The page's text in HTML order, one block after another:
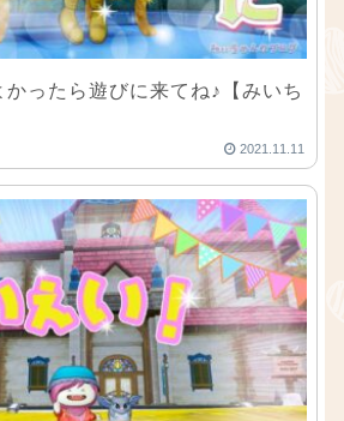
かったら遊びに来てね♪【みいち
2021.11.11